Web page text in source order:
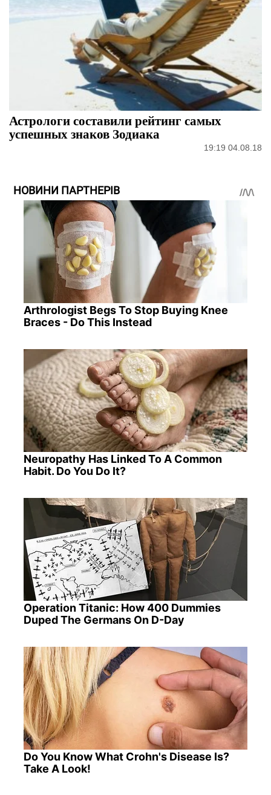
Астрологи составили рейтинг самых
успешных знаков Зодиака
19:19 04.08.18
НОВИНИ ПАРТНЕРІВ
Arthrologist Begs To Stop Buying Knee
Braces - Do This Instead
Neuropathy Has Linked To A Common
Habit. Do You Do It?
Operation Titanic: How 400 Dummies
Duped The Germans On D-Day
Do You Know What Crohn's Disease Is?
Take A Look!